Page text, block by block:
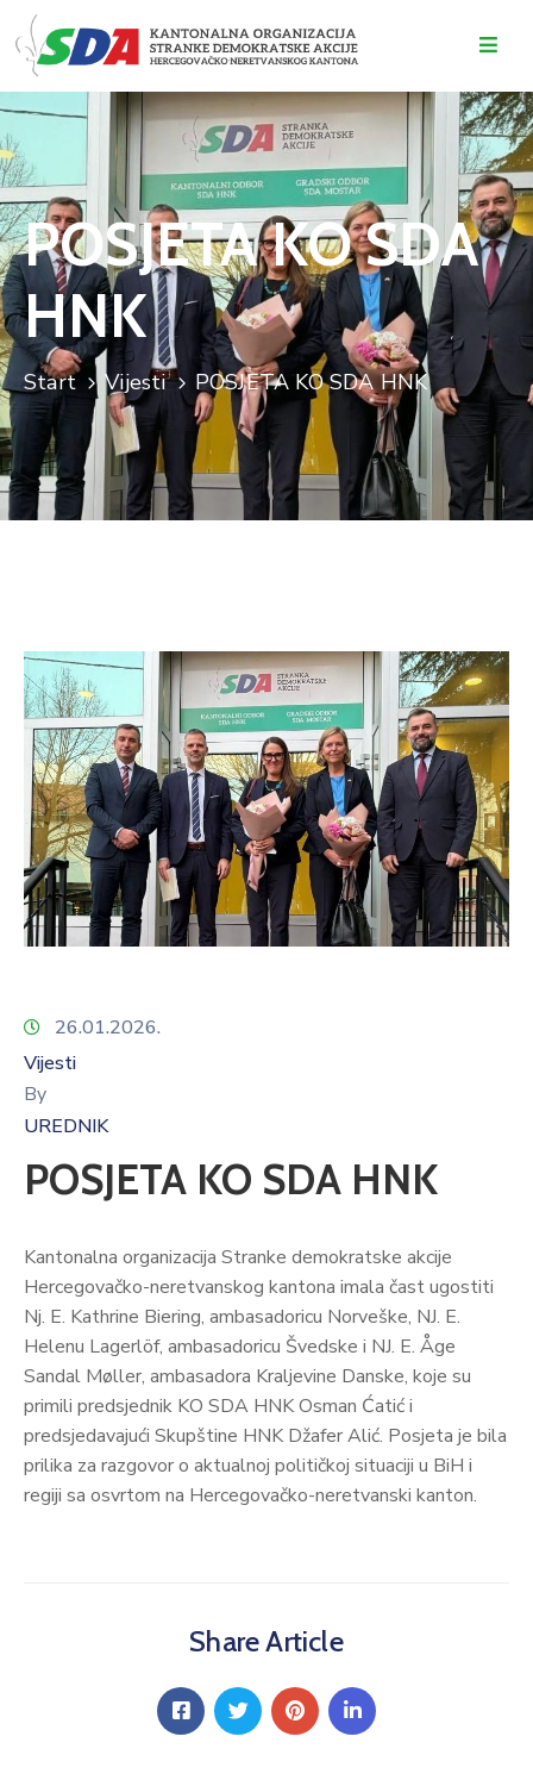
O
DOGAĐAJI
VIJESTI
KONTAKT
POSJETA KO SDA
HNK
Start Vijesti POSJETA KO SDA HNK
26.01.2026.
Vijesti
By
UREDNIK
POSJETA KO SDA HNK
Kantonalna organizacija Stranke demokratske akcije
Hercegovačko-neretvanskog kantona imala čast ugostiti
Nj. E. Kathrine Biering, ambasadoricu Norveške, NJ. E.
Helenu Lagerlöf, ambasadoricu Švedske i NJ. E. Åge
Sandal Møller, ambasadora Kraljevine Danske, koje su
primili predsjednik KO SDA HNK Osman Ćatić i
predsjedavajući Skupštine HNK Džafer Alić. Posjeta je bila
prilika za razgovor o aktualnoj političkoj situaciji u BiH i
regiji sa osvrtom na Hercegovačko-neretvanski kanton.
Share Article